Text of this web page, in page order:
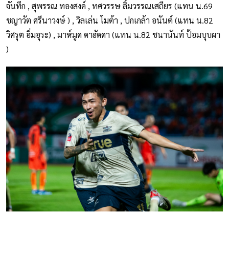
จันทึก , สุพรรณ ทองสงค์ , ทศวรรษ ลิ้มวรรณเสถียร (แทน น.69
ชญาวัต ศรีนาวงษ์ ) , วิลเล่น โมต้า , ปกเกล้า อนันต์ (แทน น.82
วิศรุต อิ่มอุระ) , มาห์มูด ดาฮัดดา (แทน น.82 ชนานันท์ ป้อมบุบผา
)